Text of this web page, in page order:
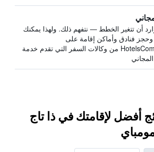
أن تتغير الخطط — نتفهم ذلك. ولهذا يمكنك
فنادق وأماكن إقامة على
HotelsCombined من وكالات السفر التي تقدم خدمة
المجاني
أفضل لإقامتك في ذا تاج